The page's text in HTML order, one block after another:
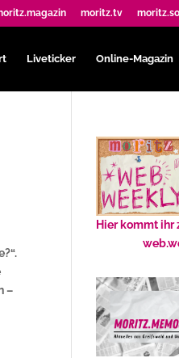
moritz.tv
Liveticker Online-Magazin
–
Hier kommt